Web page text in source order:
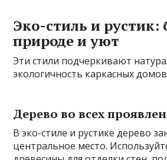
Эко-стиль и рустик:
природе и уют
Эти стили подчеркивают
экологичность каркасных
Дерево во всех
В эко-стиле и рустике дерево
центральное место.